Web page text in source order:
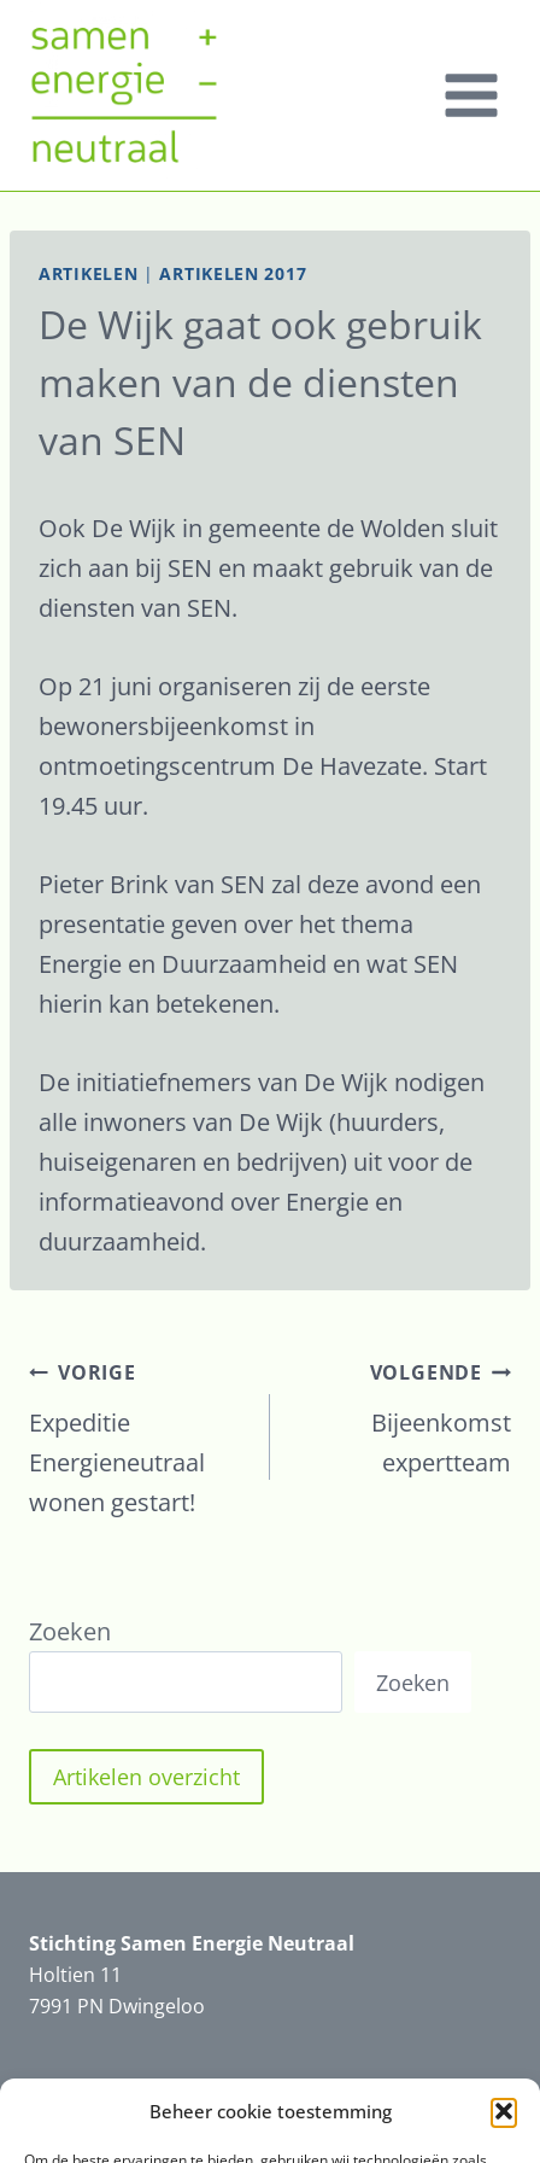
Beheer cookie toestemming
naar
inhoud
ARTIKELEN |ARTIKELEN 2017
De Wijk gaat ook gebruik
maken van de diensten
van SEN
Ook De Wijk in gemeente de Wolden sluit
zich aan bij SEN en maakt gebruik van de
diensten van SEN.
Op 21 juni organiseren zij de eerste
bewonersbijeenkomst in
ontmoetingscentrum De Havezate. Start
19.45 uur.
Pieter Brink van SEN zal deze avond een
presentatie geven over het thema
Energie en Duurzaamheid en wat SEN
hierin kan betekenen.
De initiatiefnemers van De Wijk nodigen
alle inwoners van De Wijk (huurders,
huiseigenaren en bedrijven) uit voor de
informatieavond over Energie en
duurzaamheid.
Bericht
navigatie
VORIGE
Expeditie
Energieneutraal
wonen gestart!
VOLGENDE
Bijeenkomst
expertteam
Zoeken
Zoeken
Artikelen overzicht
Stichting Samen Energie Neutraal
Holtien 11
7991 PN Dwingeloo
SEN